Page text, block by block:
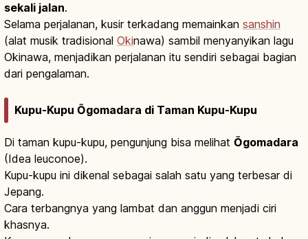
sekali jalan.
Selama perjalanan, kusir terkadang memainkan sanshin
(alat musik tradisional Okinawa) sambil menyanyikan lagu
Okinawa, menjadikan perjalanan itu sendiri sebagai bagian
dari pengalaman.
Kupu-Kupu Ōgomadara di Taman Kupu-Kupu
Di taman kupu-kupu, pengunjung bisa melihat Ōgomadara
(Idea leuconoe).
Kupu-kupu ini dikenal sebagai salah satu yang terbesar di
Jepang.
Cara terbangnya yang lambat dan anggun menjadi ciri
khasnya.